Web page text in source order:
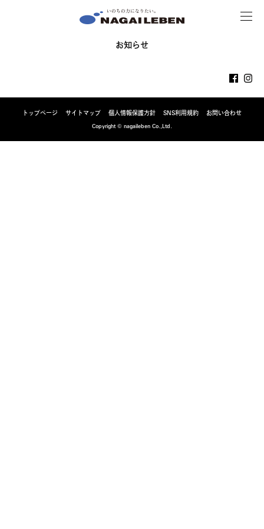
MENU
お知らせ
トップページ サイトマップ 個人情報保護方針 SNS利用規約
お問い合わせ
Copyright © nagaileben Co.,Ltd.